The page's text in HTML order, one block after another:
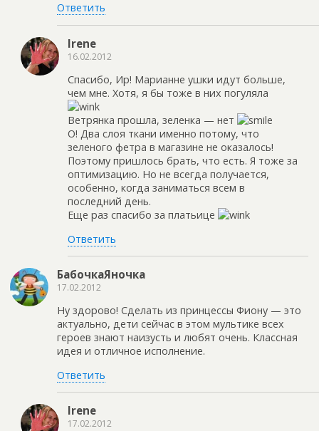
Ответить
Irene
16.02.2012
Спасибо, Ир! Марианне ушки идут больше,
чем мне. Хотя, я бы тоже в них погуляла
Ветрянка прошла, зеленка — нет
О! Два слоя ткани именно потому, что
зеленого фетра в магазине не оказалось!
Поэтому пришлось брать, что есть. Я тоже за
оптимизацию. Но не всегда получается,
особенно, когда заниматься всем в
последний день.
Еще раз спасибо за платьице
Ответить
БабочкаЯночка
17.02.2012
Ну здорово! Сделать из принцессы Фиону — это
актуально, дети сейчас в этом мультике всех
героев знают наизусть и любят очень. Классная
идея и отличное исполнение.
Ответить
Irene
17.02.2012